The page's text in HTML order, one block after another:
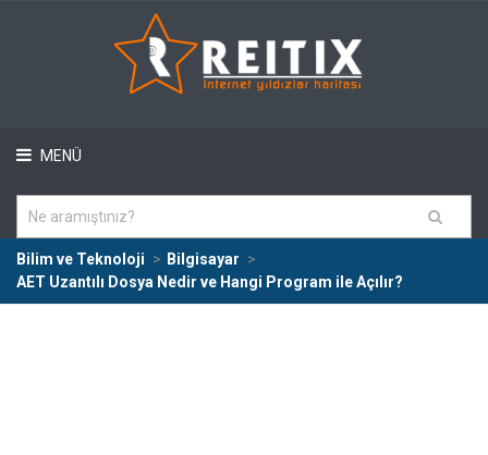
MENÜ
Bilim ve Teknoloji
Bilgisayar
AET Uzantılı Dosya Nedir ve Hangi Program ile Açılır?